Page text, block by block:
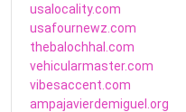
usalocality.com
usafournewz.com
thebalochhal.com
vehicularmaster.com
vibesaccent.com
ampajavierdemiguel.org